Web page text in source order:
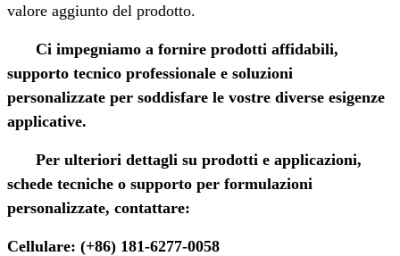
valore aggiunto del prodotto.
Ci impegniamo a fornire prodotti affidabili,
supporto tecnico professionale e soluzioni
personalizzate per soddisfare le vostre diverse esigenze
applicative.
Per ulteriori dettagli su prodotti e applicazioni,
schede tecniche o supporto per formulazioni
personalizzate, contattare:
Cellulare: (+86) 181-6277-0058